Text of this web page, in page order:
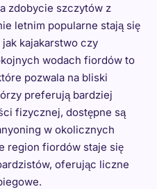
zdobycie szczytów z
letnim popularne stają się
kajakarstwo czy
wodach fiordów to
pozwala na bliski
preferują bardziej
fizycznej, dostępne są
w okolicznych
region fiordów staje się
oferując liczne